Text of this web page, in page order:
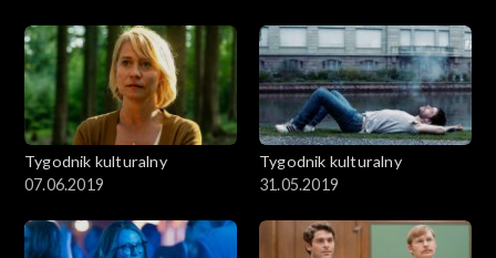
Tygodnik kulturalny
07.06.2019
Tygodnik kulturalny
31.05.2019